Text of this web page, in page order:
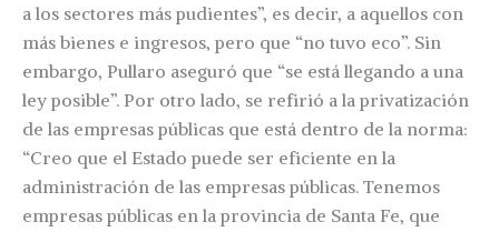
a los sectores más pudientes”, es decir, a aquellos con
más bienes e ingresos, pero que “no tuvo eco”. Sin
embargo, Pullaro aseguró que “se está llegando a una
ley posible”. Por otro lado, se refirió a la privatización
de las empresas públicas que está dentro de la norma:
“Creo que el Estado puede ser eficiente en la
administración de las empresas públicas. Tenemos
empresas públicas en la provincia de Santa Fe, que